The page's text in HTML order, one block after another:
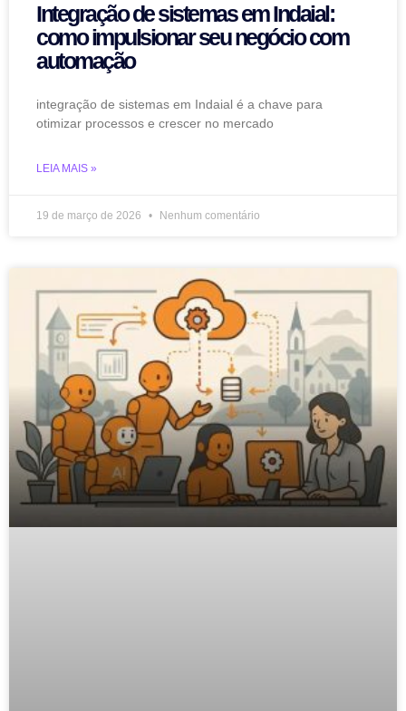
Integração de sistemas em Indaial:
como impulsionar seu negócio com
automação
integração de sistemas em Indaial é a chave para
otimizar processos e crescer no mercado
LEIA MAIS »
19 de março de 2026 Nenhum comentário